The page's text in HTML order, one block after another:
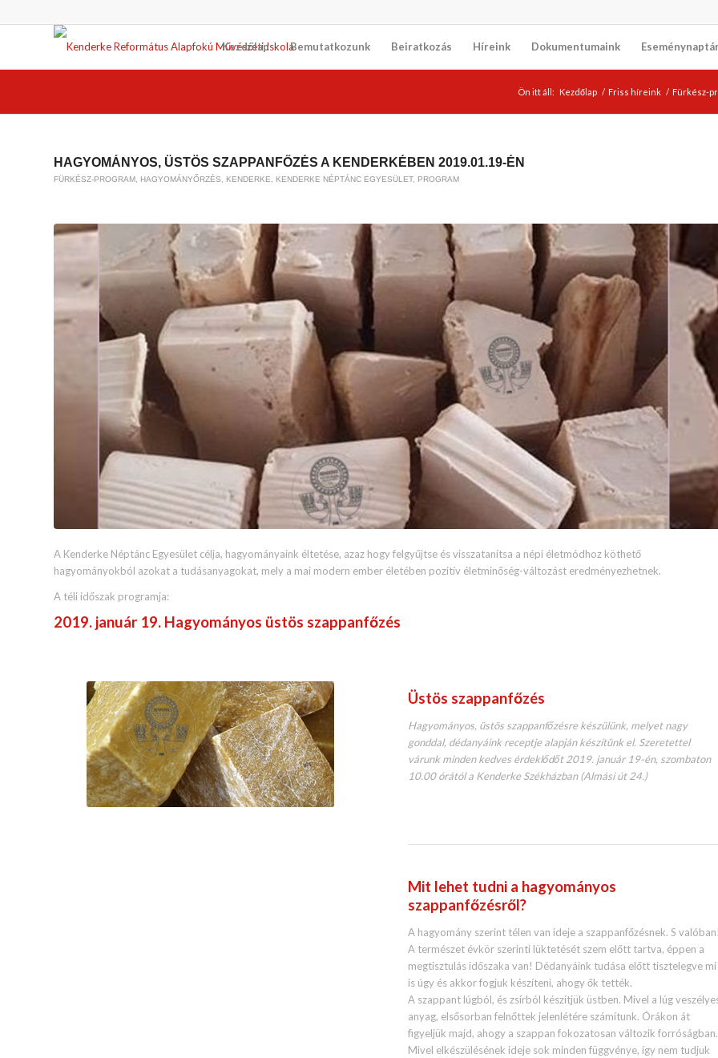
Kezdőlap Bemutatkozunk Beiratkozás Híreink Dokumentumaink
Ön itt áll: Kezdőlap / Friss híreink / Fürkész-
HAGYOMÁNYOS, ÜSTÖS SZAPPANFŐZÉS A KENDERKÉBEN 2019.01.19-ÉN
FÜRKÉSZ-PROGRAM HAGYOMÁNYŐRZÉS KENDERKE KENDERKE NÉPTÁNC EGYESÜLET, PROGRAM
A Kenderke Néptánc Egyesület célja, hagyományaink éltetése, azaz hogy felgyűjtse és visszatanítsa a népi életmódhoz köthető
hagyományokból azokat a tudásanyagokat, mely a mai modern ember életében pozitív életminőség-változást eredményezhetnek.
A téli időszak programja:
2019. január 19. Hagyományos üstös szappanfőzés
Üstös szappanfőzés
Hagyományos, üstös szappanfőzésre készülünk, melyet nagy
gonddal, dédanyáink receptje alapján készítünk el. Szeretettel
várunk minden kedves érdeklődőt 2019. január 19-én, szombaton
10.00 órától a Kenderke Székházban (Almási út 24.)
Mit lehet tudni a hagyományos
szappanfőzésről?
A hagyomány szerint télen van ideje a szappanfőzésnek. S valóban!
A természet évkör szerinti lüktetését szem előtt tartva, éppen a
megtisztulás időszaka van! Dédanyáink tudása előtt tisztelegve mi
is úgy és akkor fogjuk készíteni, ahogy ők tették.
A szappant lúgból, és zsírból készítjük üstben. Mivel a lúg
anyag, elsősorban felnőttek jelenlétére számítunk. Órákon át
figyeljük majd, ahogy a szappan fokozatosan változik forróságban.
Mivel elkészülésének ideje sok minden függvénye, így nem tudjuk